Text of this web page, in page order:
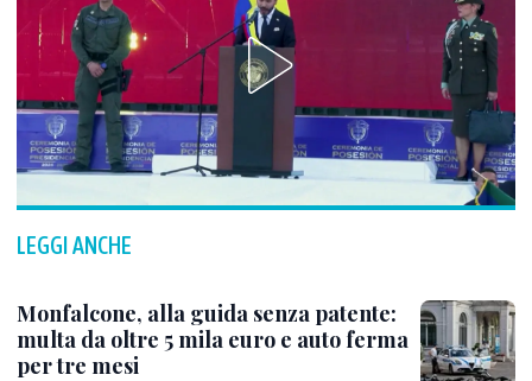
LEGGI ANCHE
Monfalcone, alla guida senza patente:
multa da oltre 5 mila euro e auto ferma
per tre mesi